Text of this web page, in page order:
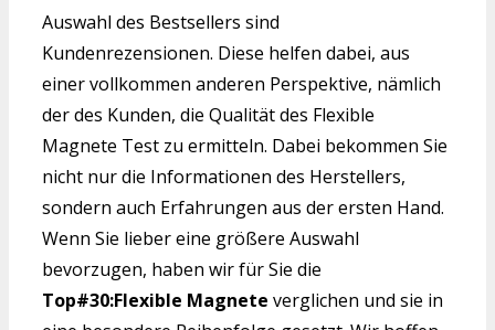
Auswahl des Bestsellers sind
Kundenrezensionen. Diese helfen dabei, aus
einer vollkommen anderen Perspektive, nämlich
der des Kunden, die Qualität des Flexible
Magnete Test zu ermitteln. Dabei bekommen Sie
nicht nur die Informationen des Herstellers,
sondern auch Erfahrungen aus der ersten Hand.
Wenn Sie lieber eine größere Auswahl
bevorzugen, haben wir für Sie die
Top#30:Flexible Magnete verglichen und sie in